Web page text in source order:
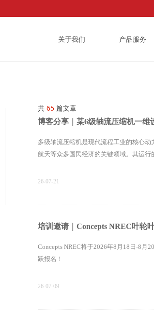
关于我们 产品服务
共 65 篇文章
博客分享｜某6级轴流压缩机一维
多级轴流压缩机是现代流程工业的核心
航天等众多国民经济的关键领域。其运行
26-07-21
培训邀请｜Concepts NREC叶轮
Concepts NREC将于2026年8月18日-8月
跃报名！
26-07-09